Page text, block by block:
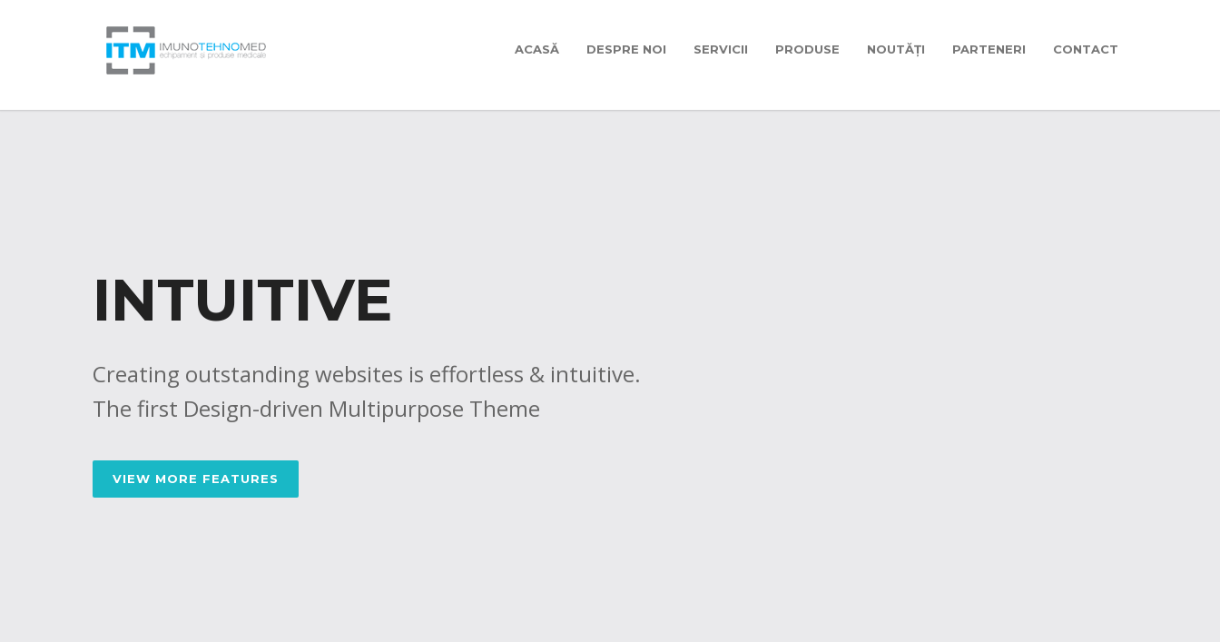
ACASĂ DESPRE NOI SERVICII PRODUSE NOUTĂȚI PARTENERI CONTACT
INTUITIVE
Creating outstanding websites is effortless & intuitive.
The first Design-driven Multipurpose Theme
VIEW MORE FEATURES